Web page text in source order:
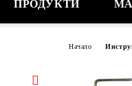
ПРОДУКТИ
Начало